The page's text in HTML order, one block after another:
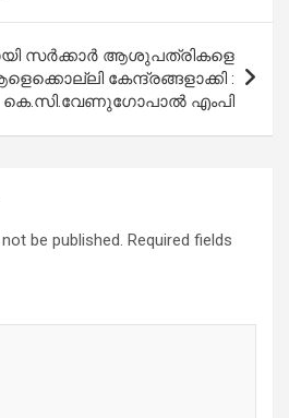
സര്‍ക്കാര്‍ ആശുപത്രികളെ
കേന്ദ്രങ്ങളാക്കി :
കെ.സി.വേണുഗോപാല്‍ എംപി
be published. Required fields